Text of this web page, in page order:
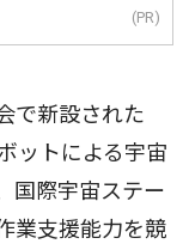
(PR)
で新設された
ットによる宇宙
国際宇宙ステー
業支援能力を競